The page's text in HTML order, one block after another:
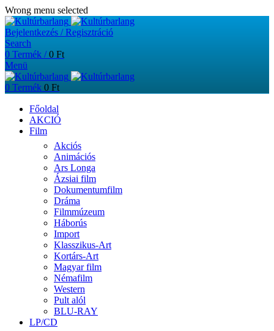
Wrong menu selected
Bejelentkezés / Regisztráció
Search
0 Termék / 0 Ft
Menü
0 Termék 0 Ft
Főoldal
AKCIÓ
Film
Akciós
Animációs
Ars Longa
Ázsiai film
Dokumentumfilm
Dráma
Filmmúzeum
Háborús
Import
Klasszikus-Art
Kortárs-Art
Magyar film
Némafilm
Western
Pult alól
BLU-RAY
LP/CD